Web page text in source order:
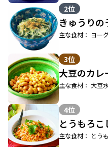
2位
きゅうりの
主な食材： ヨー
3位
大豆のカレ
主な食材： 大豆
4位
とうもろ
主な食材： とう